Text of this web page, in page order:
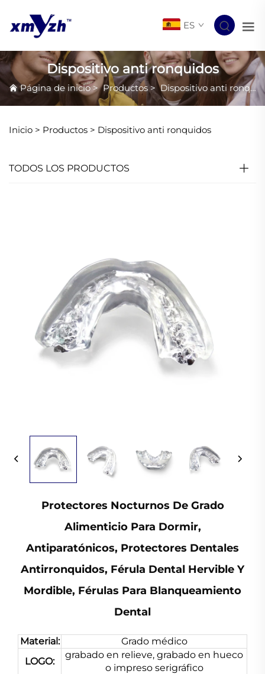
ES
Dispositivo anti ronquidos
Página de inicio>Productos>Dispositivo anti ronquidos
Inicio > Productos > Dispositivo anti ronquidos
TODOS LOS PRODUCTOS
Protectores Nocturnos De Grado
Alimenticio Para Dormir,
Antiparatónicos, Protectores Dentales
Antirronquidos, Férula Dental Hervible Y
Mordible, Férulas Para Blanqueamiento
Dental
Material:
Grado médico
LOGO:
grabado en relieve, grabado en hueco
o impreso serigráfico